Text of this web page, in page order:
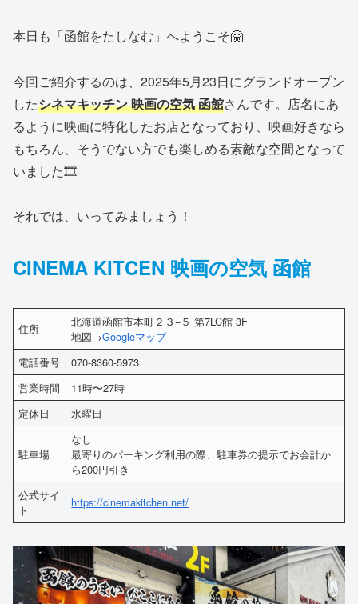
本日も「函館をたしなむ」へようこそ🤗
今回ご紹介するのは、2025年5月23日にグランドオープン
したシネマキッチン 映画の空気 函館さんです。店名にあ
るように映画に特化したお店となっており、映画好きなら
もちろん、そうでない方でも楽しめる素敵な空間となって
いました🎞️
それでは、いってみましょう！
CINEMA KITCEN 映画の空気 函館
住所
北海道函館市本町２３−５ 第7LC館 3F
地図→Googleマップ
電話番号
070-8360-5973
営業時間
11時〜27時
定休日
水曜日
駐車場
なし
最寄りのパーキング利用の際、駐車券の提示でお会計か
ら200円引き
公式サイ
ト
https://cinemakitchen.net/